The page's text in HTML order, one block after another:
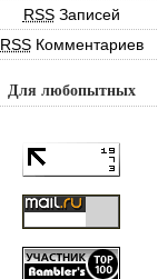
RSSЗаписей
RSSКомментариев
Для любопытных